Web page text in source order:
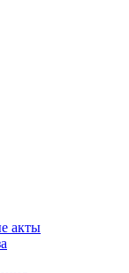
акты